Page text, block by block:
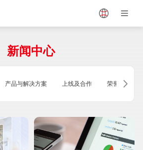
Vietnam
Malaysia
Thailand
新闻中心
产品与解决方案 上线及合作 荣誉及资质